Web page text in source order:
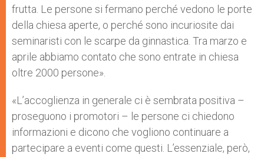
frutta. Le persone si fermano perché vedono le porte
della chiesa aperte, o perché sono incuriosite dai
seminaristi con le scarpe da ginnastica. Tra marzo e
aprile abbiamo contato che sono entrate in chiesa
oltre 2000 persone».
«L’accoglienza in generale ci è sembrata positiva –
proseguono i promotori – le persone ci chiedono
informazioni e dicono che vogliono continuare a
partecipare a eventi come questi. L’essenziale, però,